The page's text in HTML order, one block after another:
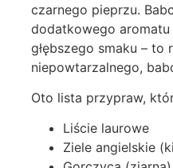
czarnego pieprzu.
dodatkowego
głębszego smaku –
niepowtarzalnego,
Oto lista przypraw,
Liście laurowe
Ziele angielskie